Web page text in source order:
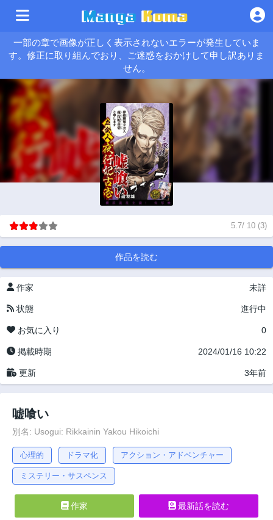
一部の章で画像が正しく表示されないエラーが発生していま
す。修正に取り組んでおり、ご迷惑をおかけして申し訳ありま
せん。
5.7/ 10 (3)
作品を読む
作家 未詳
状態 進行中
お気に入り 0
掲載時期 2024/01/16 10:22
更新 3年前
嘘喰い
別名: Usogui: Rikkainin Yakou Hikoichi
心理的 ドラマ化 アクション・アドベンチャー
ミステリー・サスペンス
作家 最新話を読む